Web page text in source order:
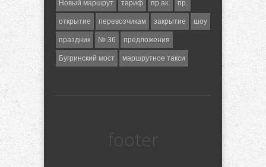
Новый маршрут тариф пр.ак. пр.
открытие перевозчикам закрытие шоу
праздник № 36 предложения
Бугринский мост маршрутное такси
footer